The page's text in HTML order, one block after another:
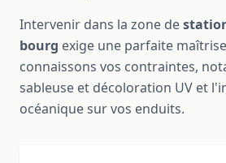
Intervenir dans la zone de
bourg exige une parfaite
connaissons vos contraintes,
sableuse et décoloration UV et
océanique sur vos enduits.